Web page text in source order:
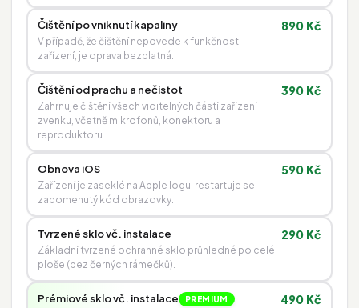
Čištění po vniknutí kapaliny
V případě, že čištění nepovede k funkčnosti
zařízení, je oprava bezplatná.
890 Kč
Čištění od prachu a nečistot
Zahrnuje čištění všech viditelných částí zařízení
zvenku, včetně mikrofonů, konektoru a
reproduktoru.
390 Kč
Obnova iOS
Zařízení je zaseklé na Apple logu, restartuje se,
zapomenutý kód obrazovky.
590 Kč
Tvrzené sklo vč. instalace
Základní tvrzené ochranné sklo průhledné po celé
ploše (bez černých rámečků).
290 Kč
Prémiové sklo vč. instalace PREMIUM 490 Kč